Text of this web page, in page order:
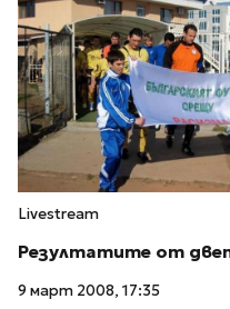
Livestream
Резултатите от
9 март 2008, 17:35